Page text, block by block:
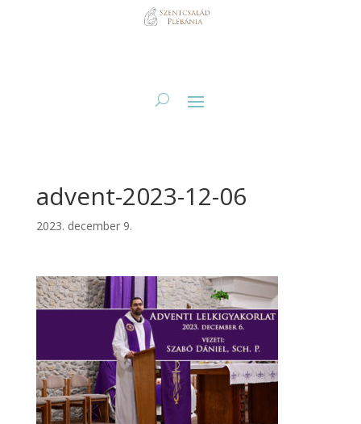
advent-2023-12-06
2023. december 9.